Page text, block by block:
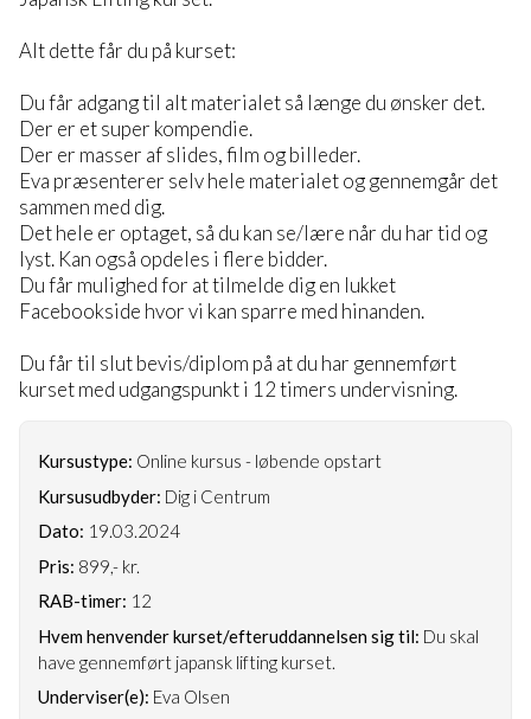
Alt dette får du på kurset:
Du får adgang til alt materialet så længe du ønsker det.
Der er et super kompendie.
Der er masser af slides, film og billeder.
Eva præsenterer selv hele materialet og gennemgår det
sammen med dig.
Det hele er optaget, så du kan se/lære når du har tid og
lyst. Kan også opdeles i flere bidder.
Du får mulighed for at tilmelde dig en lukket
Facebookside hvor vi kan sparre med hinanden.
Du får til slut bevis/diplom på at du har gennemført
kurset med udgangspunkt i 12 timers undervisning.
Kursustype: Online kursus - løbende opstart
Kursusudbyder: Dig i Centrum
Dato: 19.03.2024
Pris: 899,- kr.
RAB-timer: 12
Hvem henvender kurset/efteruddannelsen sig til: Du skal
have gennemført japansk lifting kurset.
Underviser(e): Eva Olsen